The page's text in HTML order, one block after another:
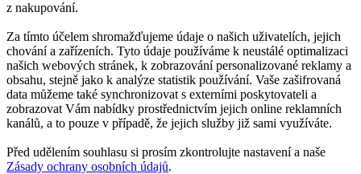
z nakupování.
Za tímto účelem shromažďujeme údaje o našich uživatelích, jejich
chování a zařízeních. Tyto údaje používáme k neustálé optimalizaci
našich webových stránek, k zobrazování personalizované reklamy a
obsahu, stejně jako k analýze statistik používání. Vaše zašifrovaná
data můžeme také synchronizovat s externími poskytovateli a
zobrazovat Vám nabídky prostřednictvím jejich online reklamních
kanálů, a to pouze v případě, že jejich služby již sami využíváte.
Před udělením souhlasu si prosím zkontrolujte nastavení a naše
Zásady ochrany osobních údajů.